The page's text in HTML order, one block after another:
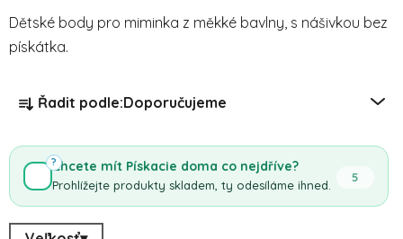
Dětské body pro miminka z měkké bavlny, s nášivkou bez
pískátka.
Řazení produktů
Řadit podle:Doporučujeme
Chcete mít Pískacie doma co nejdříve?
Prohlížejte produkty skladem, ty odesíláme ihned.
5
?